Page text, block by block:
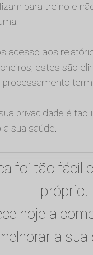
para treino e
acesso aos
estes são
processamento
privacidade é tão
sua saúde.
foi tão fácil
próprio.
hoje a
a sua